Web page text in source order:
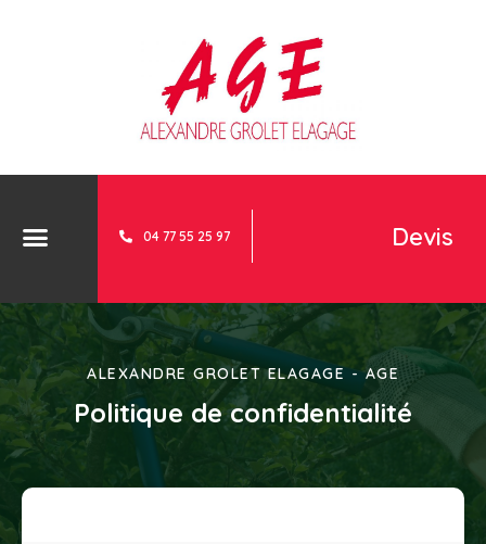
Devis
04 77 55 25 97
ALEXANDRE GROLET ELAGAGE - AGE
Politique de confidentialité